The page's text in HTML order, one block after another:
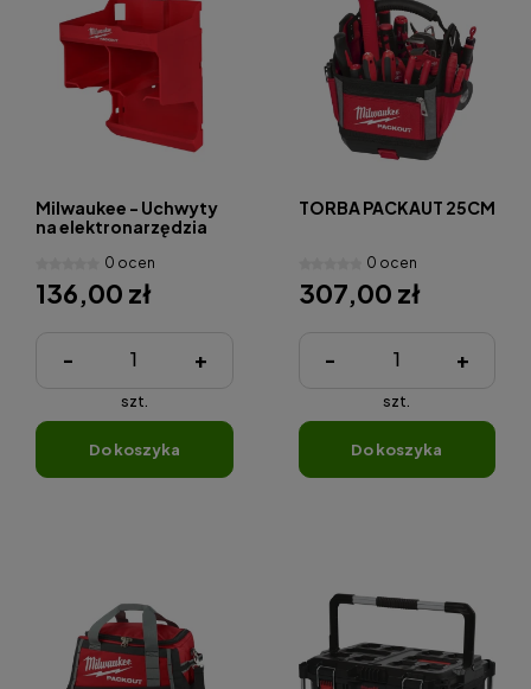
Milwaukee - Uchwyty
na elektronarzędzia
0 ocen
136,00 zł
- +
szt.
do koszyka
TORBA PACKAUT 25CM
0 ocen
307,00 zł
- +
szt.
do koszyka